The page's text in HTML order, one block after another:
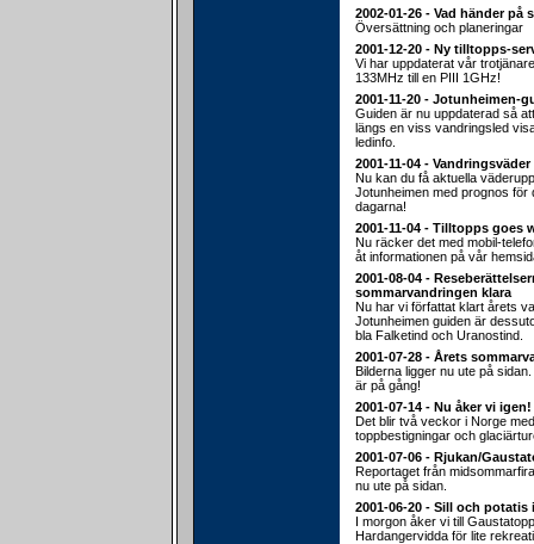
2002-01-26 - Vad händer på
Översättning och planeringar
2001-12-20 - Ny tilltopps-
Vi har uppdaterat vår
133MHz till en PIII 1GHz!
2001-11-20 - Jotunheimen-
Guiden är nu uppdaterad så
längs en viss vandringsled
ledinfo.
2001-11-04 -
Nu kan du få aktuella
Jotunheimen med prognos för
dagarna!
2001-11-04 - Tilltopps goes
Nu räcker det med mobil-
åt informationen på vår
2001-08-04 -
sommarvandringen klara
Nu har vi författat klart årets
Jotunheimen guiden är
bla Falketind och Uranostind.
2001-07-28 - Årets
Bilderna ligger nu ute på
är på gång!
2001-07-14 - Nu åker vi igen!
Det blir två veckor i Norge
toppbestigningar och
2001-07-06 - Rjukan/
Reportaget från
nu ute på sidan.
2001-06-20 - Sill och potatis
I morgon åker vi till
Hardangervidda för lite